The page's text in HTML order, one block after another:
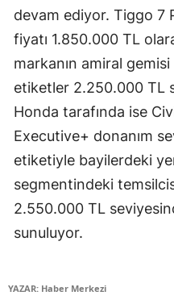
devam ediyor. Tiggo 7
fiyatı 1.850.000 TL
markanın amiral
etiketler 2.250.000 TL
Honda tarafında ise
Executive+ donanım
etiketiyle bayilerdeki
segmentindeki
2.550.000 TL
sunuluyor.
YAZAR: Haber Merkezi